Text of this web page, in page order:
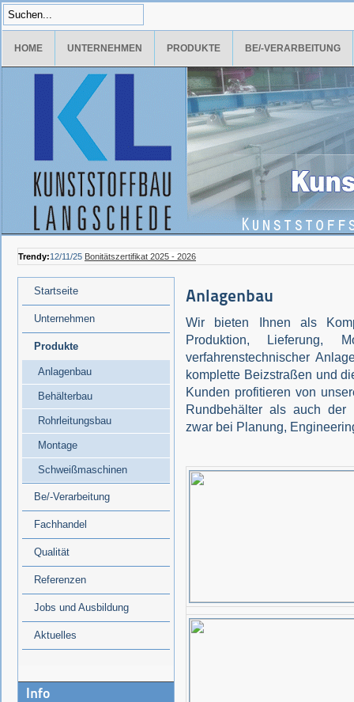
HOME UNTERNEHMEN PRODUKTE BE/-VERARBEITUNG
Trendy:12/11/25 Bonitätszertifikat 2025 - 2026
Startseite
Unternehmen
Produkte
Anlagenbau
Behälterbau
Rohrleitungsbau
Montage
Schweißmaschinen
Be/-Verarbeitung
Fachhandel
Qualität
Referenzen
Jobs und Ausbildung
Aktuelles
Info
Anlagenbau
Wir bieten Ihnen als
Produktion, Lieferung,
verfahrenstechnischer
komplette Beizstraßen und
Kunden profitieren von
Rundbehälter als auch der
zwar bei Planung,